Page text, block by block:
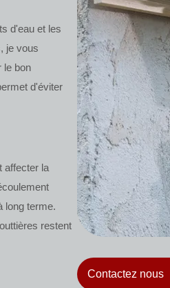
d'eau et les
je vous
le bon
d'éviter
affecter la
long terme.
restent
Contactez nous